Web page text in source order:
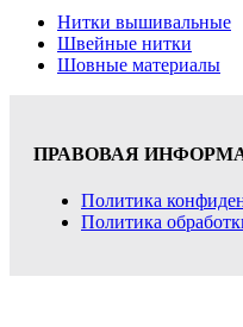
Нитки вышивальные
Швейные нитки
Шовные материалы
ПРАВОВАЯ
Политика
Политика